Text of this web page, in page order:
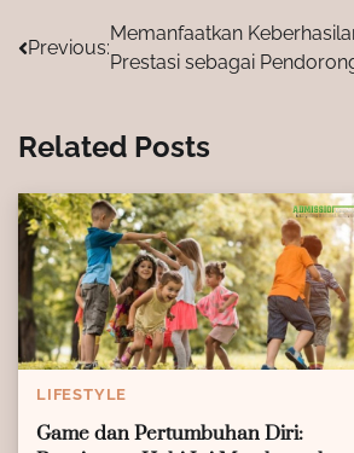
Post
Previous:
Memanfaatkan
Prestasi sebagai
Related Posts
LIFESTYLE
Game dan Pertumbuhan Diri: